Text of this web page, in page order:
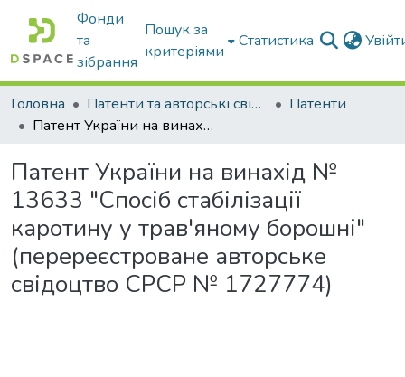
Фонди
та
зібрання
Пошук за
критеріями
Статистика
Головна Патенти та авторські свідоцтва
Патенти
Патент України на винахід № 13633 "Спосіб стабілізації каротину у трав'яному борошні"(перереєстроване авторське свідоцтво СРСР № 1727774)
Патент України на винахід №
13633 "Спосіб стабілізації
каротину у трав'яному борошні"
(перереєстроване авторське
свідоцтво СРСР № 1727774)